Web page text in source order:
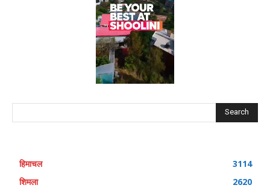
Search
हिमाचल
3114
शिमला
2620